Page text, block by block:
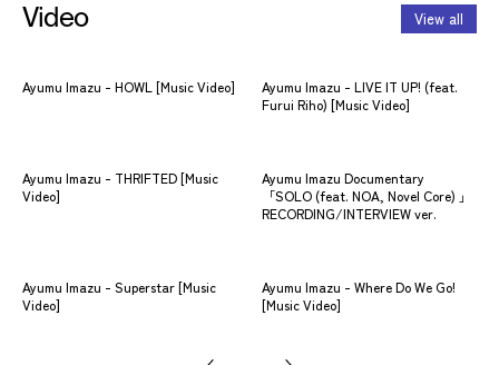
Video View all
Ayumu Imazu - HOWL [Music Video]
Ayumu Imazu - LIVE IT UP! (feat.
Furui Riho) [Music Video]
Ayumu Imazu - THRIFTED [Music
Video]
Ayumu Imazu Documentary
「SOLO (feat. NOA, Novel Core) 」
RECORDING/INTERVIEW ver.
Ayumu Imazu - Superstar [Music
Video]
Ayumu Imazu - Where Do We Go!
[Music Video]